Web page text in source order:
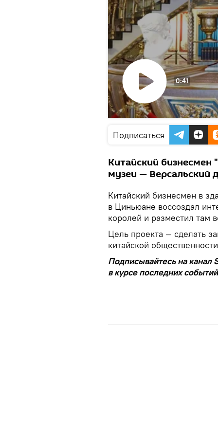
Воспроизвести
0:41
Подписаться
Китайский бизнесмен
музеи — Версальский
Китайский бизнесмен в
в Циньюане воссоздал
королей и разместил там
Цель проекта — сделать
китайской
Подписывайтесь на канал
в курсе последних